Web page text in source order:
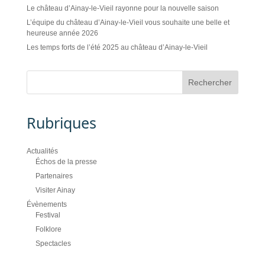
Le château d’Ainay-le-Vieil rayonne pour la nouvelle saison
L’équipe du château d’Ainay-le-Vieil vous souhaite une belle et
heureuse année 2026
Les temps forts de l’été 2025 au château d’Ainay-le-Vieil
Rubriques
Actualités
Échos de la presse
Partenaires
Visiter Ainay
Évènements
Festival
Folklore
Spectacles